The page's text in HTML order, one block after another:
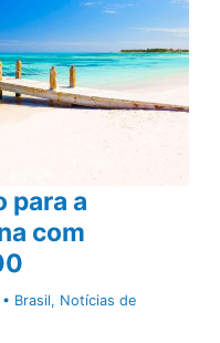
para a
com
• Brasil, Notícias de